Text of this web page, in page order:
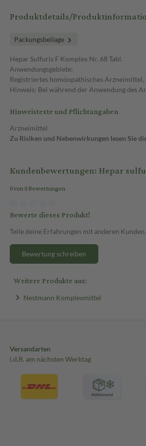
Produktdetails/
Packungsbeilage
Hepar Sulfuris F Komplex Nr. 68 Tabl.
Anwendungsgebiete:
Registriertes homöopathisches
Hinweis: Bei während der Anwendung des
Hinweistexte und Pflichtangaben
Arzneimittel
Zu Risiken und Nebenwirkungen lesen Sie
Kundenbewertungen: Hepar
0 von 0 Bewertungen
Bewerte dieses Produkt!
Teile deine Erfahrungen mit anderen Kunden.
Bewertung schreiben
Weitere Produkte aus:
Nestmann Komplexmittel
Versandarten
i.d.R. am nächsten Werktag